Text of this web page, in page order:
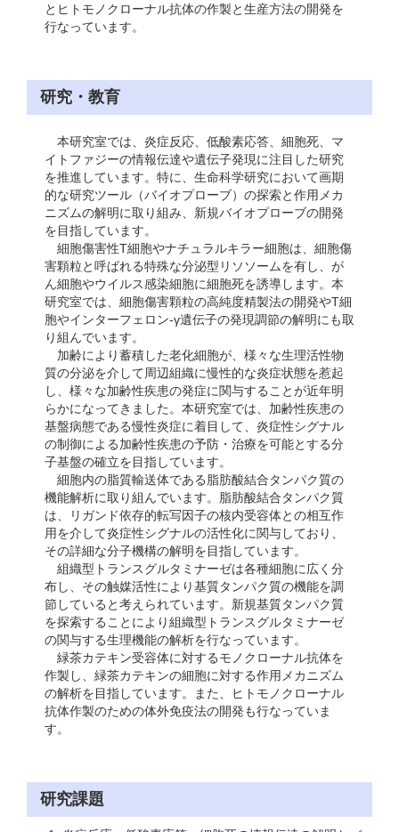
とヒトモノクローナル抗体の作製と生産方法の開発を
行なっています。
研究・教育
本研究室では、炎症反応、低酸素応答、細胞死、マ
イトファジーの情報伝達や遺伝子発現に注目した研究
を推進しています。特に、生命科学研究において画期
的な研究ツール（バイオプローブ）の探索と作用メカ
ニズムの解明に取り組み、新規バイオプローブの開発
を目指しています。
細胞傷害性T細胞やナチュラルキラー細胞は、細胞傷
害顆粒と呼ばれる特殊な分泌型リソソームを有し、が
ん細胞やウイルス感染細胞に細胞死を誘導します。本
研究室では、細胞傷害顆粒の高純度精製法の開発やT細
胞やインターフェロン-γ遺伝子の発現調節の解明にも取
り組んでいます。
加齢により蓄積した老化細胞が、様々な生理活性物
質の分泌を介して周辺組織に慢性的な炎症状態を惹起
し、様々な加齢性疾患の発症に関与することが近年明
らかになってきました。本研究室では、加齢性疾患の
基盤病態である慢性炎症に着目して、炎症性シグナル
の制御による加齢性疾患の予防・治療を可能とする分
子基盤の確立を目指しています。
細胞内の脂質輸送体である脂肪酸結合タンパク質の
機能解析に取り組んでいます。脂肪酸結合タンパク質
は、リガンド依存的転写因子の核内受容体との相互作
用を介して炎症性シグナルの活性化に関与しており、
その詳細な分子機構の解明を目指しています。
組織型トランスグルタミナーゼは各種細胞に広く分
布し、その触媒活性により基質タンパク質の機能を調
節していると考えられています。新規基質タンパク質
を探索することにより組織型トランスグルタミナーゼ
の関与する生理機能の解析を行なっています。
緑茶カテキン受容体に対するモノクローナル抗体を
作製し、緑茶カテキンの細胞に対する作用メカニズム
の解析を目指しています。また、ヒトモノクローナル
抗体作製のための体外免疫法の開発も行なっていま
す。
研究課題